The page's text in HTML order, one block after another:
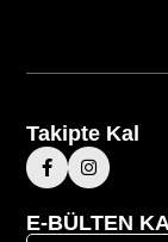
Takipte Kal
E-BÜLTEN